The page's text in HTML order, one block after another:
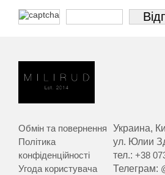
Обмін та повернення
Політика
конфіденційності
Угода користувача
Украина,
ул. Юлии
тел.:+38
Телеграм: